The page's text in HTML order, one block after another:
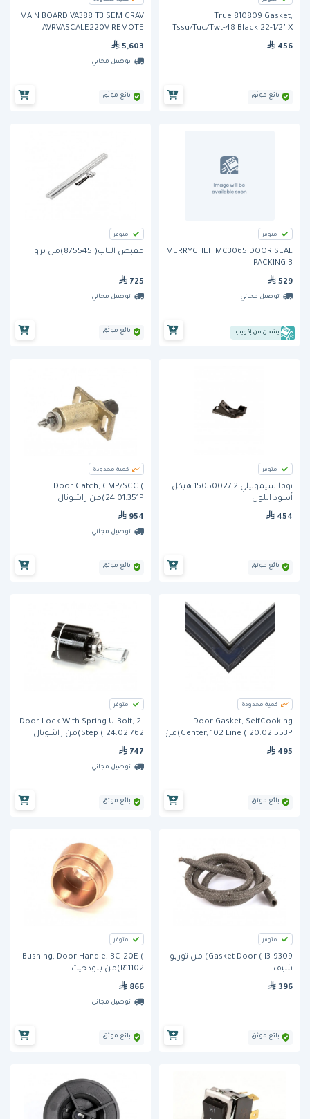
True 810809 Gasket,
Tssu/Tuc/Twt-48 Black 22-1/2" X
25-7/8" Cl
456
بائع موثق
MAIN BOARD VA388 T3 SEM GRAV
AVRVASCALE220V REMOTE
CONTROL
5,603
توصيل مجاني
بائع موثق
متوفر
MERRYCHEF MC3065 DOOR SEAL
PACKING B
529
توصيل مجاني
يشحن من إكويب
متوفر
مقبض الباب( 875545)من ترو
725
توصيل مجاني
بائع موثق
متوفر
نوفا سيمونيلي 15050027.2 هيكل
أسود اللون
454
بائع موثق
كمية محدودة
Door Catch, CMP/SCC (
24.01.351P)من راشونال
954
توصيل مجاني
بائع موثق
كمية محدودة
Door Gasket, SelfCooking
Center, 102 Line ( 20.02.553P)من
راشونال
495
بائع موثق
متوفر
Door Lock With Spring U-Bolt, 2-
Step ( 24.02.762)من راشونال
747
توصيل مجاني
بائع موثق
متوفر
Gasket Door ( I3-9309) من توربو
شيف
396
بائع موثق
متوفر
Bushing, Door Handle, BC-20E (
R11102)من بلودجيت
866
توصيل مجاني
بائع موثق